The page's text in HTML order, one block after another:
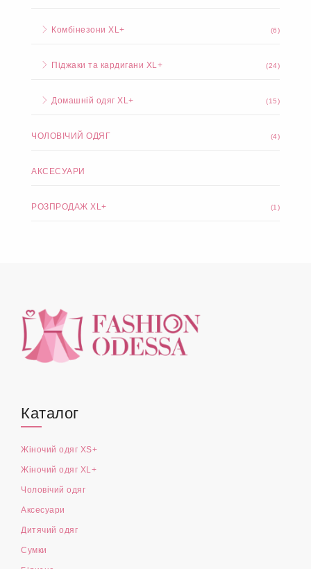
Комбінезони XL+ (6)
Піджаки та кардигани XL+ (24)
Домашній одяг XL+ (15)
ЧОЛОВІЧИЙ ОДЯГ (4)
АКСЕСУАРИ
РОЗПРОДАЖ XL+ (1)
Каталог
Жіночий одяг XS+
Жіночий одяг XL+
Чоловічий одяг
Аксесуари
Дитячий одяг
Сумки